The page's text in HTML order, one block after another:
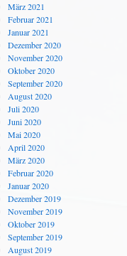
März 2021
Februar 2021
Januar 2021
Dezember 2020
November 2020
Oktober 2020
September 2020
August 2020
Juli 2020
Juni 2020
Mai 2020
April 2020
März 2020
Februar 2020
Januar 2020
Dezember 2019
November 2019
Oktober 2019
September 2019
August 2019